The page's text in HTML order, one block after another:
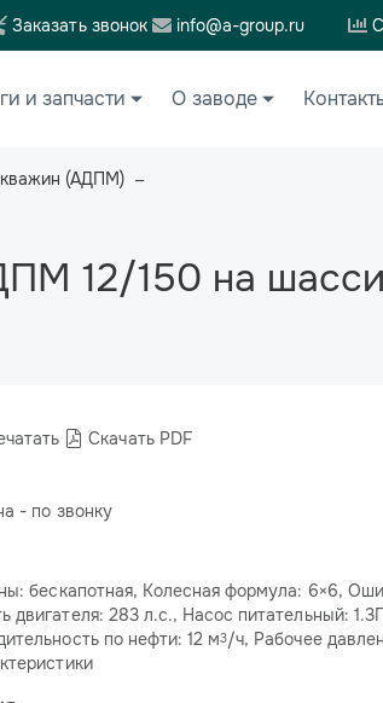
Заказать звонок info@a-group.ru
и запчасти О заводе
(АДПМ)
12/150 на
Скачать PDF
- по звонку
бескапотная, Колесная формула: 6×6,
двигателя: 283 л.с., Насос питательный:
по нефти: 12 м3/ч, Рабочее